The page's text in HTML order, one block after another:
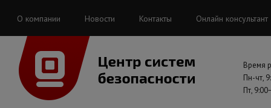
О компании Новости Контакты Онлайн консультант
Время
Пн-чт,
Пт,